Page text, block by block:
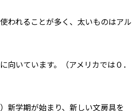
われることが多く、太いものはアル
向いています。（アメリカでは０．
新学期が始まり、新しい文房具を